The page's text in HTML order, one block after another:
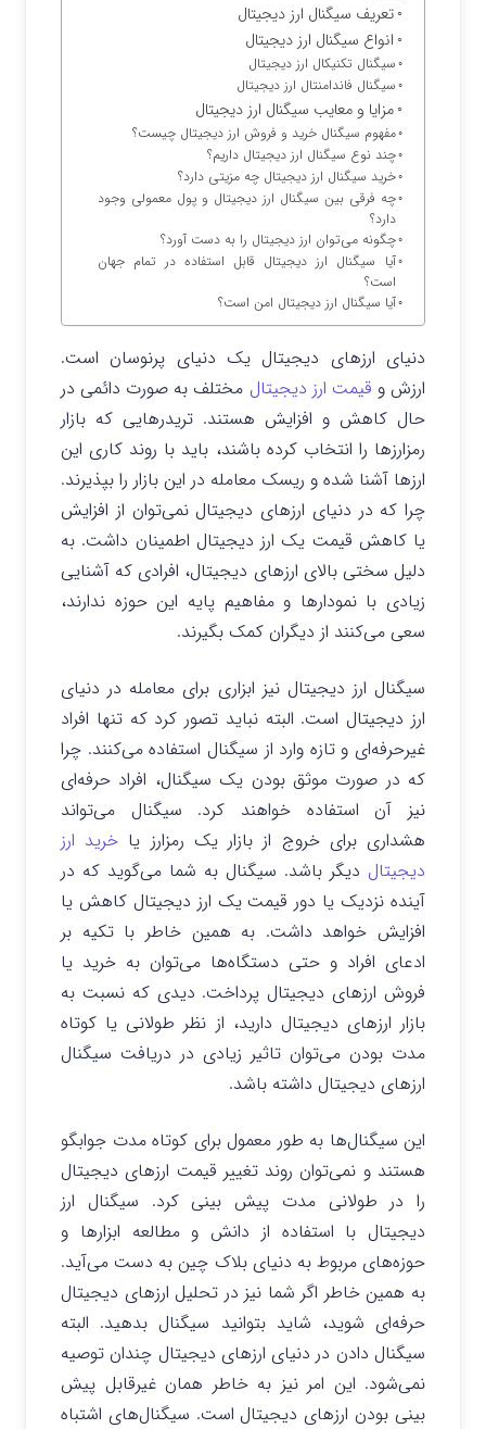
تعریف سیگنال ارز دیجیتال
انواع سیگنال ارز دیجیتال
سیگنال تکنیکال ارز دیجیتال
سیگنال فاندامنتال ارز دیجیتال
مزایا و معایب سیگنال ارز دیجیتال
مفهوم سیگنال خرید و فروش ارز دیجیتال چیست؟
چند نوع سیگنال ارز دیجیتال داریم؟
خرید سیگنال ارز دیجیتال چه مزیتی دارد؟
چه فرقی بین سیگنال ارز دیجیتال و پول معمولی وجود
دارد؟
چگونه می‌توان ارز دیجیتال را به دست آورد؟
آیا سیگنال ارز دیجیتال قابل استفاده در تمام جهان
است؟
آیا سیگنال ارز دیجیتال امن است؟
دنیای ارزهای دیجیتال یک دنیای پرنوسان است.
ارزش و قیمت ارز دیجیتال مختلف به صورت دائمی در
حال کاهش و افزایش هستند. تریدرهایی که بازار
رمزارزها را انتخاب کرده باشند، باید با روند کاری این
ارزها آشنا شده و ریسک معامله در این بازار را بپذیرند.
چرا که در دنیای ارزهای دیجیتال نمی‌توان از افزایش
یا کاهش قیمت یک ارز دیجیتال اطمینان داشت. به
دلیل سختی بالای ارزهای دیجیتال، افرادی که آشنایی
زیادی با نمودارها و مفاهیم پایه این حوزه ندارند،
سعی می‌کنند از دیگران کمک بگیرند.
سیگنال ارز دیجیتال نیز ابزاری برای معامله در دنیای
ارز دیجیتال است. البته نباید تصور کرد که تنها افراد
غیرحرفه‌ای و تازه وارد از سیگنال استفاده می‌کنند. چرا
که در صورت موثق بودن یک سیگنال، افراد حرفه‌ای
نیز آن استفاده خواهند کرد. سیگنال می‌تواند
هشداری برای خروج از بازار یک رمزارز یا خرید ارز
دیجیتال دیگر باشد. سیگنال به شما می‌گوید که در
آینده نزدیک یا دور قیمت یک ارز دیجیتال کاهش یا
افزایش خواهد داشت. به همین خاطر با تکیه بر
ادعای افراد و حتی دستگاه‌ها می‌توان به خرید یا
فروش ارزهای دیجیتال پرداخت. دیدی که نسبت به
بازار ارزهای دیجیتال دارید، از نظر طولانی یا کوتاه
مدت بودن می‌توان تاثیر زیادی در دریافت سیگنال
ارزهای دیجیتال داشته باشد.
این سیگنال‌ها به طور معمول برای کوتاه مدت جوابگو
هستند و نمی‌توان روند تغییر قیمت ارزهای دیجیتال
را در طولانی مدت پیش بینی کرد. سیگنال ارز
دیجیتال با استفاده از دانش و مطالعه ابزارها و
حوزه‌های مربوط به دنیای بلاک چین به دست می‌آید.
به همین خاطر اگر شما نیز در تحلیل ارزهای دیجیتال
حرفه‌ای شوید، شاید بتوانید سیگنال بدهید. البته
سیگنال دادن در دنیای ارزهای دیجیتال چندان توصیه
نمی‌شود. این امر نیز به خاطر همان غیرقابل پیش
بینی بودن ارزهای دیجیتال است. سیگنال‌های اشتباه